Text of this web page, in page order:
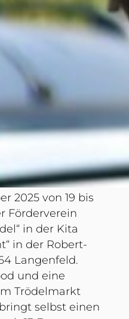
2025 von 19 bis
Förderverein
in der Kita
in der Robert-
Langenfeld.
und eine
Trödelmarkt
selbst einen